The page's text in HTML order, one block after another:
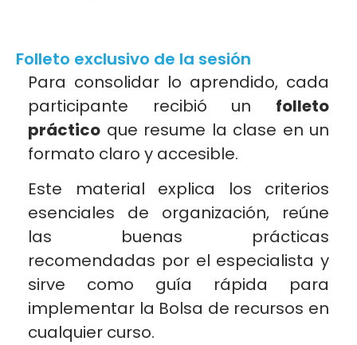
Folleto exclusivo de la sesión
Para consolidar lo aprendido, cada
participante recibió un folleto
práctico que resume la clase en un
formato claro y accesible.
Este material explica los criterios
esenciales de organización, reúne
las buenas prácticas
recomendadas por el especialista y
sirve como guía rápida para
implementar la Bolsa de recursos en
cualquier curso.